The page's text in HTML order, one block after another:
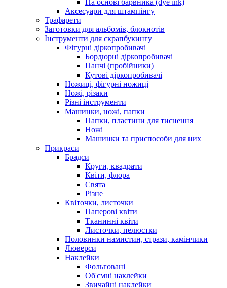
Аксесуари для штампінгу
Трафарети
Заготовки для альбомів, блокнотів
Інструменти для скрапбукингу
Фігурні діркопробивачі
Бордюрні діркопробивачі
Панчі (пробійники)
Кутові діркопробивачі
Ножиці, фігурні ножиці
Ножі, різаки
Різні інструменти
Машинки, ножі, папки
Папки, пластини для тиснення
Ножі
Машинки та приспособи для них
Прикраси
Брадси
Круги, квадрати
Квіти, флора
Свята
Різне
Квіточки, листочки
Паперові квіти
Тканинні квіти
Листочки, пелюстки
Половинки намистин, стрази, камінчики
Люверси
Наклейки
Фольговані
Об'ємні наклейки
Звичайні наклейки